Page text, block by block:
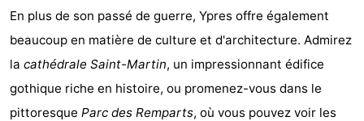
En plus de son passé de guerre, Ypres offre également
beaucoup en matière de culture et d'architecture. Admirez
la cathédrale Saint-Martin, un impressionnant édifice
gothique riche en histoire, ou promenez-vous dans le
pittoresque Parc des Remparts, où vous pouvez voir les